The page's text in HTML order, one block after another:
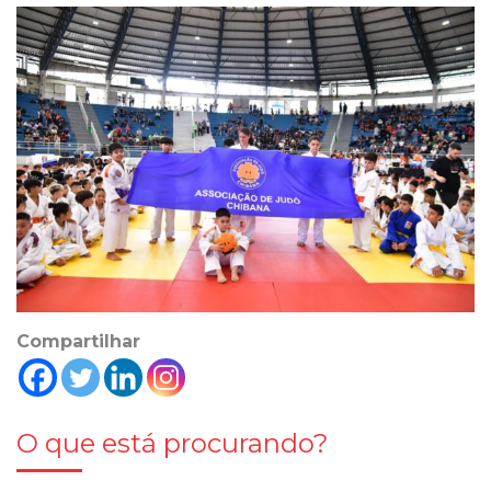
Compartilhar
O que está procurando?